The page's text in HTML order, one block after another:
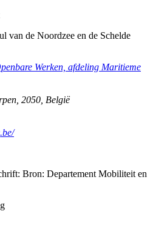
van de Noordzee en de Schelde
Werken, afdeling Maritieme
2050 België
Bron: Departement Mobiliteit en